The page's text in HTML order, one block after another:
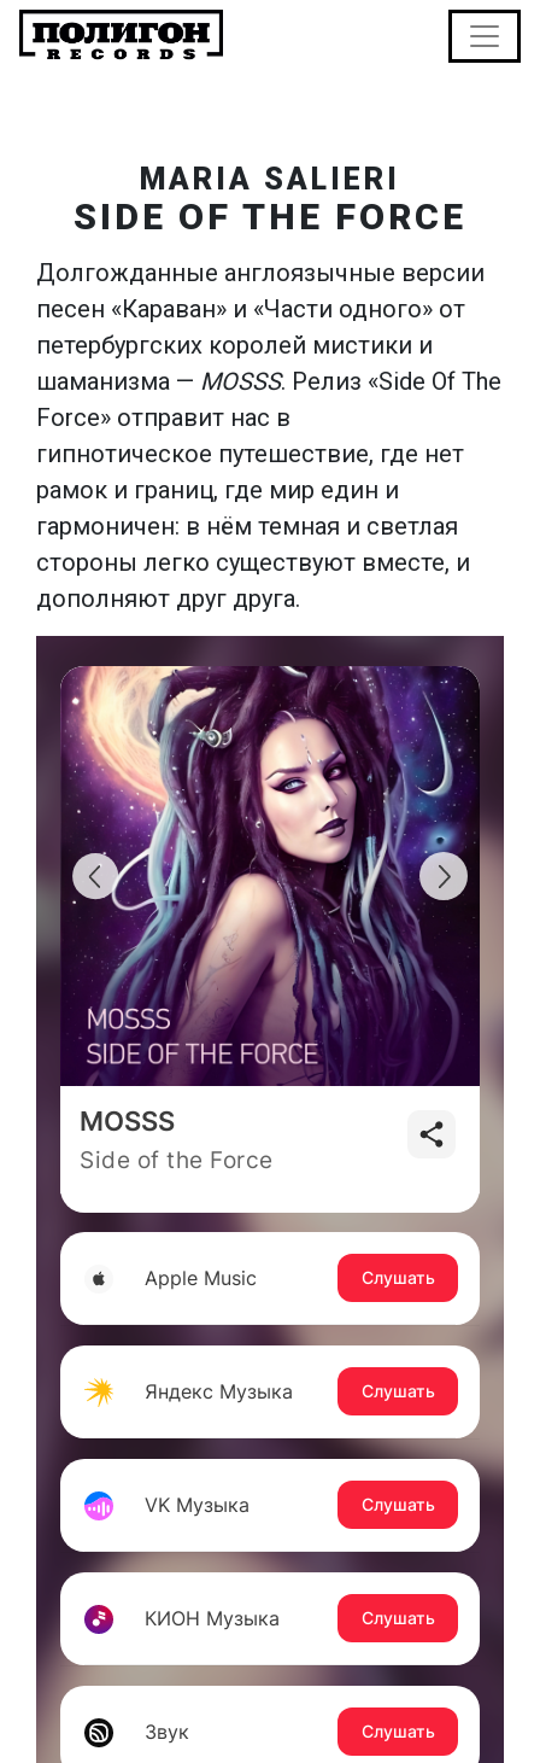
MARIA SALIERI
SIDE OF THE FORCE
Долгожданные англоязычные версии
песен «Караван» и «Части одного» от
петербургских королей мистики и
шаманизма — MOSSS. Релиз «Side Of The
Force» отправит нас в
гипнотическое путешествие, где нет
рамок и границ, где мир един и
гармоничен: в нём темная и светлая
стороны легко существуют вместе, и
дополняют друг друга.